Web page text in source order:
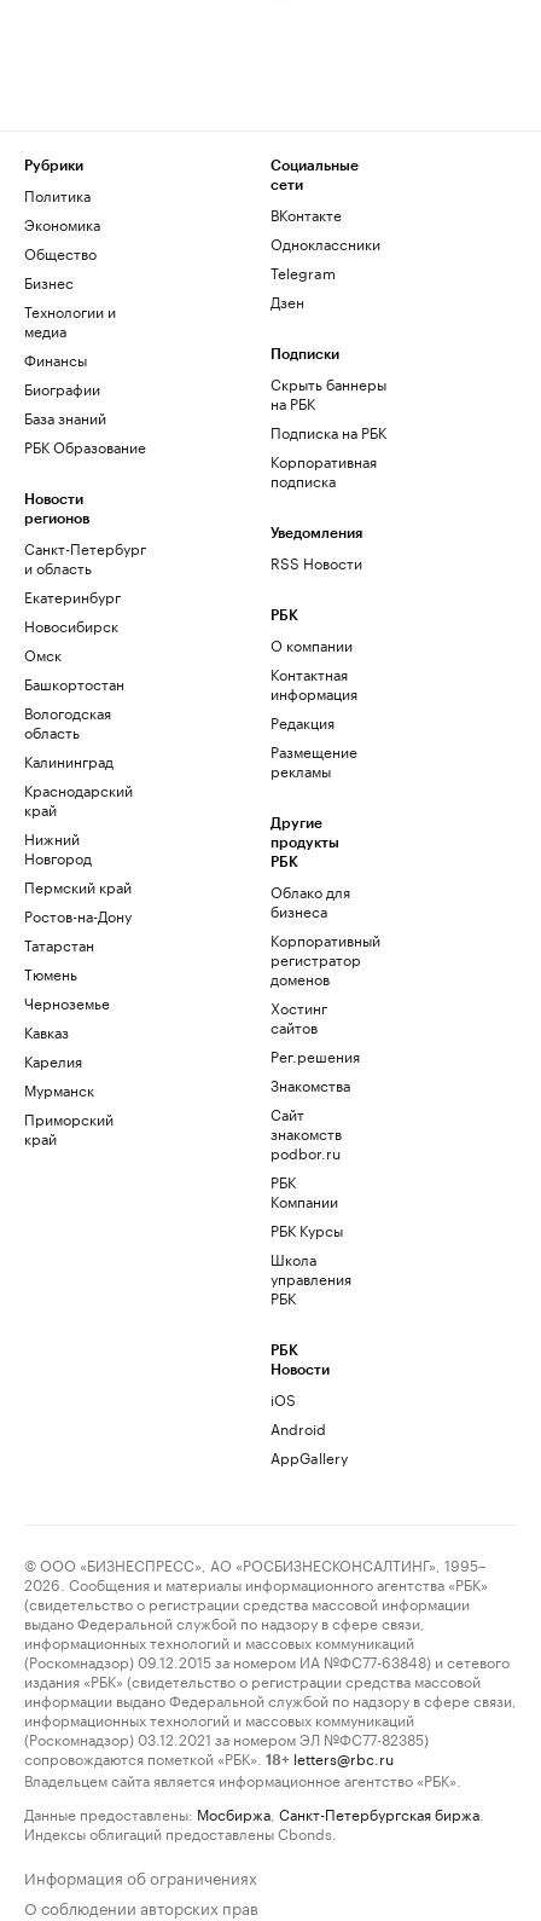
Рубрики
Политика
Экономика
Общество
Бизнес
Технологии и
медиа
Финансы
Биографии
База знаний
РБК Образование
Новости
регионов
Санкт-Петербург
и область
Екатеринбург
Новосибирск
Омск
Башкортостан
Вологодская
область
Калининград
Краснодарский
край
Нижний
Новгород
Пермский край
Ростов-на-Дону
Татарстан
Тюмень
Черноземье
Кавказ
Карелия
Мурманск
Приморский
край
Социальные
сети
ВКонтакте
Одноклассники
Telegram
Дзен
Подписки
Скрыть баннеры
на РБК
Подписка на РБК
Корпоративная
подписка
Уведомления
RSS Новости
РБК
О компании
Контактная
информация
Редакция
Размещение
рекламы
Другие
продукты
РБК
Облако для
бизнеса
Корпоративный
регистратор
доменов
Хостинг
сайтов
Рег.решения
Знакомства
Сайт
знакомств
podbor.ru
РБК
Компании
РБК Курсы
Школа
управления
РБК
РБК
Новости
iOS
Android
AppGallery
© ООО «БИЗНЕСПРЕСС», АО «РОСБИЗНЕСКОНСАЛТИНГ», 1995–
2026. Сообщения и материалы информационного агентства «РБК»
(свидетельство о регистрации средства массовой информации
выдано Федеральной службой по надзору в сфере связи,
информационных технологий и массовых коммуникаций
(Роскомнадзор) 09.12.2015 за номером ИА №ФС77-63848) и сетевого
издания «РБК» (свидетельство о регистрации средства массовой
информации выдано Федеральной службой по надзору в сфере связи,
информационных технологий и массовых коммуникаций
(Роскомнадзор) 03.12.2021 за номером ЭЛ №ФС77-82385)
сопровождаются пометкой «РБК».
18+ letters@rbc.ru
Владельцем сайта является информационное агентство «РБК».
Данные предоставлены: Мосбиржа Санкт-Петербургская биржа
Индексы облигаций предоставлены Cbonds.
Информация об ограничениях
О соблюдении авторских прав